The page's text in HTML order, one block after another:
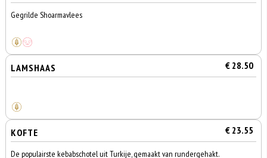
Gegrilde Shoarmavlees
LAMSHAAS € 28.50
KOFTE € 23.55
De populairste kebabschotel uit Turkije, gemaakt van rundergehakt.